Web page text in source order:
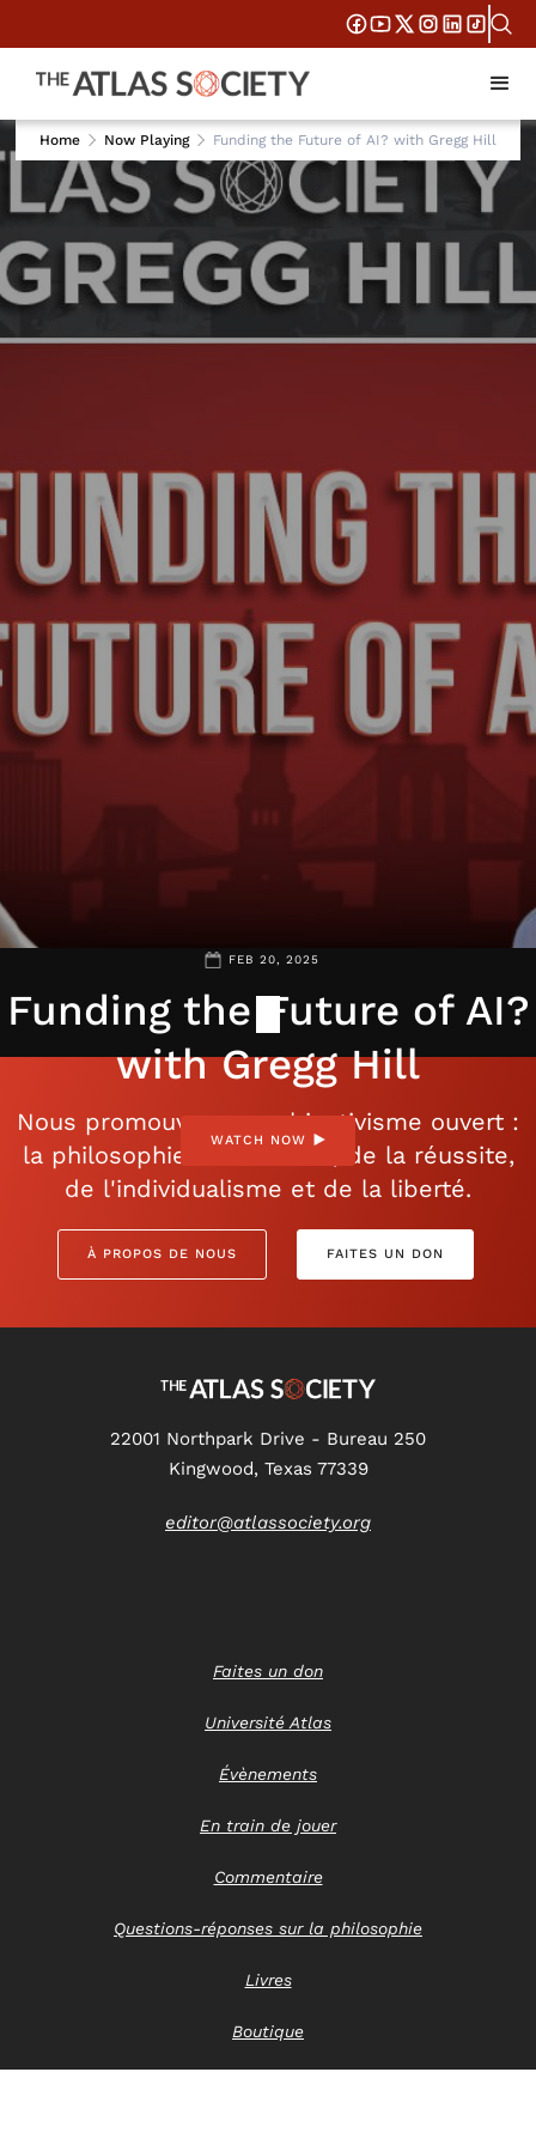
FEB 20, 2025
Funding the Future of AI?
with Gregg Hill
WATCH NOW
Home Now Playing Funding the Future of AI? with Gregg Hill
Nous promouvons un objectivisme ouvert :
la philosophie de la raison, de la réussite,
de l'individualisme et de la liberté.
À PROPOS DE NOUS FAITES UN DON
22001 Northpark Drive - Bureau 250
Kingwood, Texas 77339
editor@atlassociety.org
Faites un don
Université Atlas
Évènements
En train de jouer
Commentaire
Questions-réponses sur la philosophie
Livres
Boutique